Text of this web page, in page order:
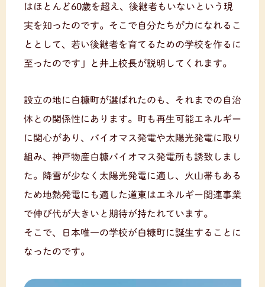
はほとんど60歳を超え、後継者もいないという現
実を知ったのです。そこで自分たちが力になれるこ
ととして、若い後継者を育てるための学校を作るに
至ったのです」と井上校長が説明してくれます。
設立の地に白糠町が選ばれたのも、それまでの自治
体との関係性にあります。町も再生可能エネルギー
に関心があり、バイオマス発電や太陽光発電に取り
組み、神戸物産白糠バイオマス発電所も誘致しまし
た。降雪が少なく太陽光発電に適し、火山帯もある
ため地熱発電にも適した道東はエネルギー関連事業
で伸び代が大きいと期待が持たれています。
そこで、日本唯一の学校が白糠町に誕生することに
なったのです。